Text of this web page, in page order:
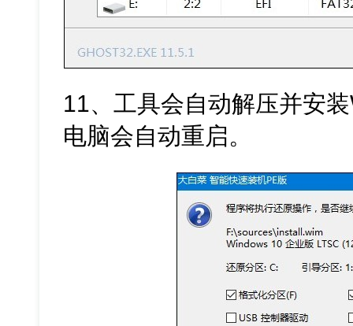
11、工具会自动解压并安
电脑会自动重启。